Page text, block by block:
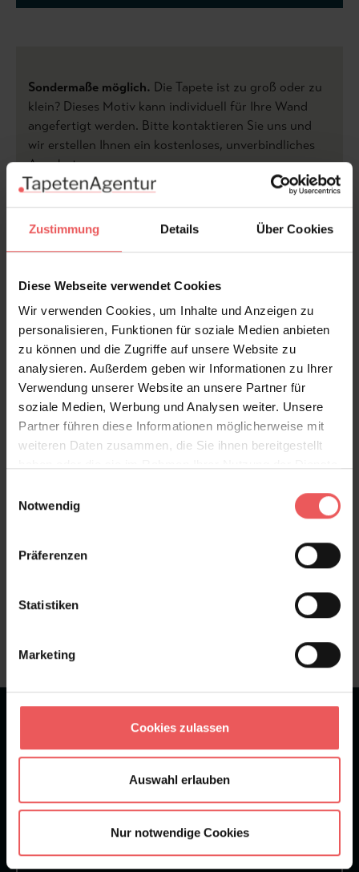
Zustimmung Details Über Cookies
Diese Webseite verwendet Cookies
Wir verwenden Cookies, um Inhalte und Anzeigen zu
personalisieren, Funktionen für soziale Medien anbieten
zu können und die Zugriffe auf unsere Website zu
analysieren. Außerdem geben wir Informationen zu Ihrer
Verwendung unserer Website an unsere Partner für
soziale Medien, Werbung und Analysen weiter. Unsere
Partner führen diese Informationen möglicherweise mit
weiteren Daten zusammen, die Sie ihnen bereitgestellt
Notwendig
Präferenzen
Statistiken
Marketing
Cookies zulassen
Auswahl erlauben
Nur notwendige Cookies
Sondermaße möglich. Die Tapete ist zu groß oder zu
klein? Dieses Motiv kann individuell für Ihre Wand
angefertigt werden. Bitte kontaktieren Sie uns und
wir erstellen Ihnen ein kostenloses, unverbindliches
Angebot.
Ausschnitte des Motivs sein können.
.. mehr Tapeten von Glamora >>
...mehr aus der Kollektion |
Produktdetails
Versand & Zahlung
Bewertungen
Frage stellen
Bei 1245 Bewertungen